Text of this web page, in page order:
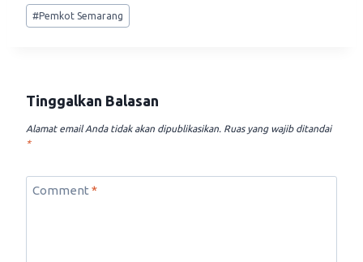
Post
Tags:
#Pemkot Semarang
Tinggalkan Balasan
Alamat email Anda tidak akan dipublikasikan. Ruas yang wajib ditandai
*
Comment *